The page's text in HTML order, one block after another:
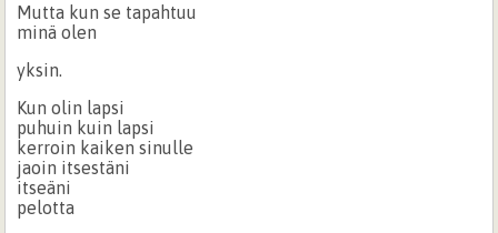
Mutta kun se tapahtuu
minä olen
yksin.
Kun olin lapsi
puhuin kuin lapsi
kerroin kaiken sinulle
jaoin itsestäni
itseäni
pelotta